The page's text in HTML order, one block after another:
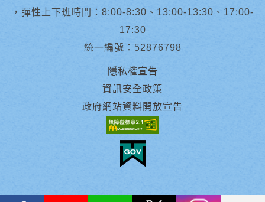
，彈性上下班時間：8:00-8:30、13:00-13:30、17:00-
17:30
統一編號：52876798
隱私權宣告
資訊安全政策
政府網站資料開放宣告